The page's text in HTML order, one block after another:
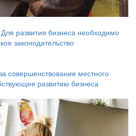
развития бизнеса необходимо
законодательство
совершенствование местного
развитию бизнеса